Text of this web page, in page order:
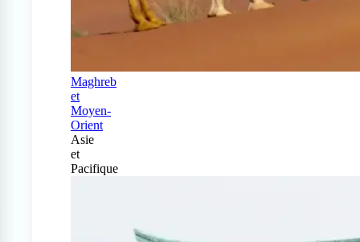
Maghreb
et
Moyen-
Orient
Asie
et
Pacifique